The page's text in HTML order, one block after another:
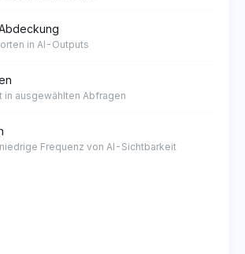
in AI-Outputs
in ausgewählten Abfragen
Frequenz von AI-Sichtbarkeit